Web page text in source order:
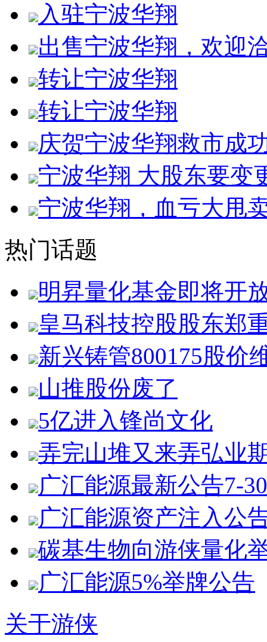
入驻宁波华翔
出售宁波华翔，欢迎
转让宁波华翔
转让宁波华翔
庆贺宁波华翔救市成
宁波华翔 大股东要变
宁波华翔，血亏大甩
热门话题
明昇量化基金即将开
皇马科技控股股东郑
新兴铸管800175股价
山推股份废了
5亿进入锋尚文化
弄完山堆又来弄弘业
广汇能源最新公告7-30
广汇能源资产注入公
碳基生物向游侠量化
广汇能源5%举牌公告
关于游侠